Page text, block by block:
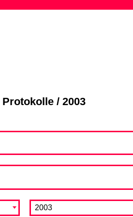
Protokolle/ 2003
2003